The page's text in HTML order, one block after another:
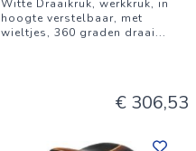
Witte Draaikruk, werkkruk, in
hoogte verstelbaar, met
wieltjes, 360 graden draai...
€ 306,53